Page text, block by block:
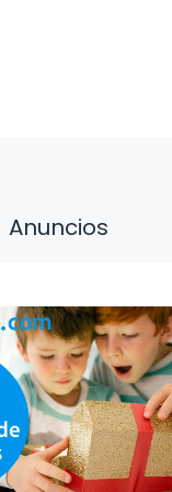
Anuncios